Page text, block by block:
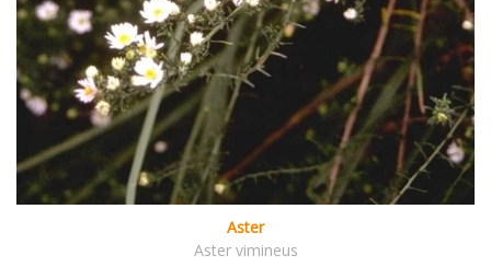
Aster
Aster vimineus